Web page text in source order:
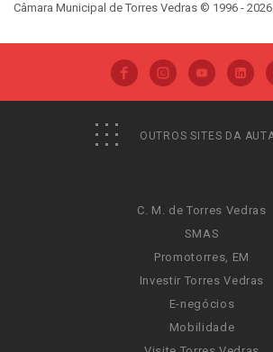
Câmara Municipal de Torres Vedras © 1996 - 2026
OUTROS SITES DA
C. M. de Torres Vedras
SMAS
Promotorres, EM
Investir Torres Vedras
E-negócios
Mobilidade